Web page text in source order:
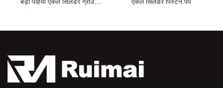
बड़ा पहिया एकल सिलेंडर ग्राउटिंग मशीन एकल सिलेंडर पिस्टन पंप